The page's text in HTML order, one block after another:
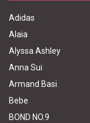
Adidas
Alaia
Alyssa Ashley
Anna Sui
Armand Basi
Bebe
BOND NO.9